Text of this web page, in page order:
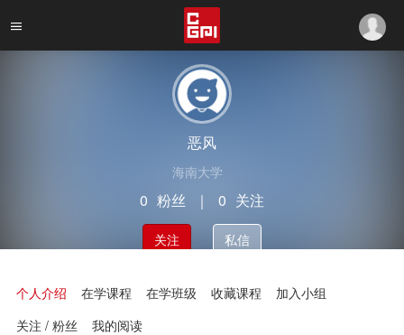
恶风
海南大学
0 粉丝 ｜ 0 关注
关注 私信
个人介绍 在学课程 在学班级 收藏课程
加入小组
关注 / 粉丝
我的阅读